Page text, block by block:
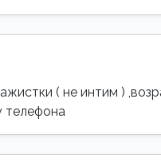
( не интим )
телефона